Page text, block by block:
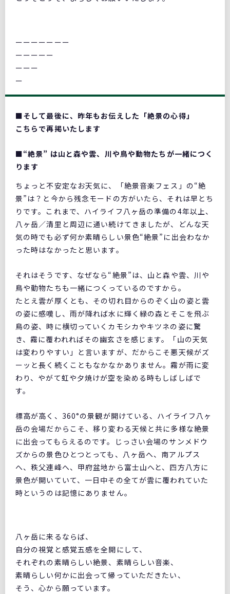
ーーーーーーー
ーーーーー
ーーー
ー
■そして最後に、昨年もお伝えした「絶景の心得」
こちらで再掲いたします
■“絶景” は山と森や雲、川や鳥や動物たちが一緒につく
ります
ちょっと不安定なお天気に、「絶景音楽フェス」の“絶
景”は？と今から残念モードの方がいたら、それは早とち
りです。これまで、ハイライフ八ヶ岳の準備の4年以上、
八ヶ岳／清里と周辺に通い続けてきましたが、どんな天
気の時でも必ず何か素晴らしい景色“絶景”に出会わなか
った時はなかったと思います。
それはそうです、なぜなら“絶景”は、山と森や雲、川や
鳥や動物たちも一緒につくっているのですから。
たとえ雲が厚くとも、その切れ目からのぞく山の姿と雲
の姿に感嘆し、雨が降れば水に輝く緑の森とそこを飛ぶ
鳥の姿、時に横切っていくカモシカやキツネの姿に驚
き、霧に覆われればその幽玄さを感じます。「山の天気
は変わりやすい」と言いますが、だからこそ悪天候がズ
ーッと長く続くこともなかなかありません。霧が雨に変
わり、やがて虹や夕焼けが空を染める時もしばしばで
す。
標高が高く、360°の景観が開けている、ハイライフ八ヶ
岳の会場だからこそ、移り変わる天候と共に多様な絶景
に出会ってもらえるのです。じっさい会場のサンメドウ
ズからの景色ひとつとっても、八ヶ岳へ、南アルプス
へ、秩父連峰へ、甲府盆地から富士山へと、四方八方に
景色が開いていて、一日中その全てが雲に覆われていた
時というのは記憶にありません。
八ヶ岳に来るならば、
自分の視覚と感覚五感を全開にして、
それぞれの素晴らしい絶景、素晴らしい音楽、
素晴らしい何かに出会って帰っていただきたい、
そう、心から願っています。